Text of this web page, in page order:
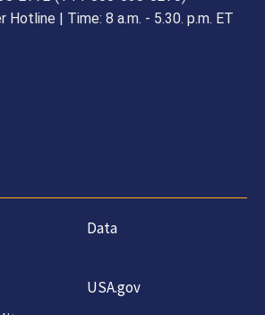
Hotline | Time: 8 a.m. - 5.30. p.m. ET
Data
USA.gov